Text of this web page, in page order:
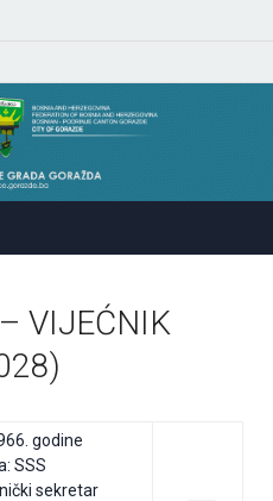
GRADA
VIJEĆNIK
godine
SSS
sekretar